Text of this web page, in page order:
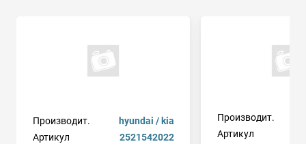
Производит.
hyundai / kia
Артикул
2521542022
Производит.
Артикул